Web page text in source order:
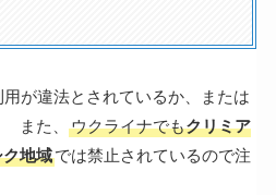
が違法とされているか、または
また、
ウクライナでもクリミア
地域では禁止されているので注